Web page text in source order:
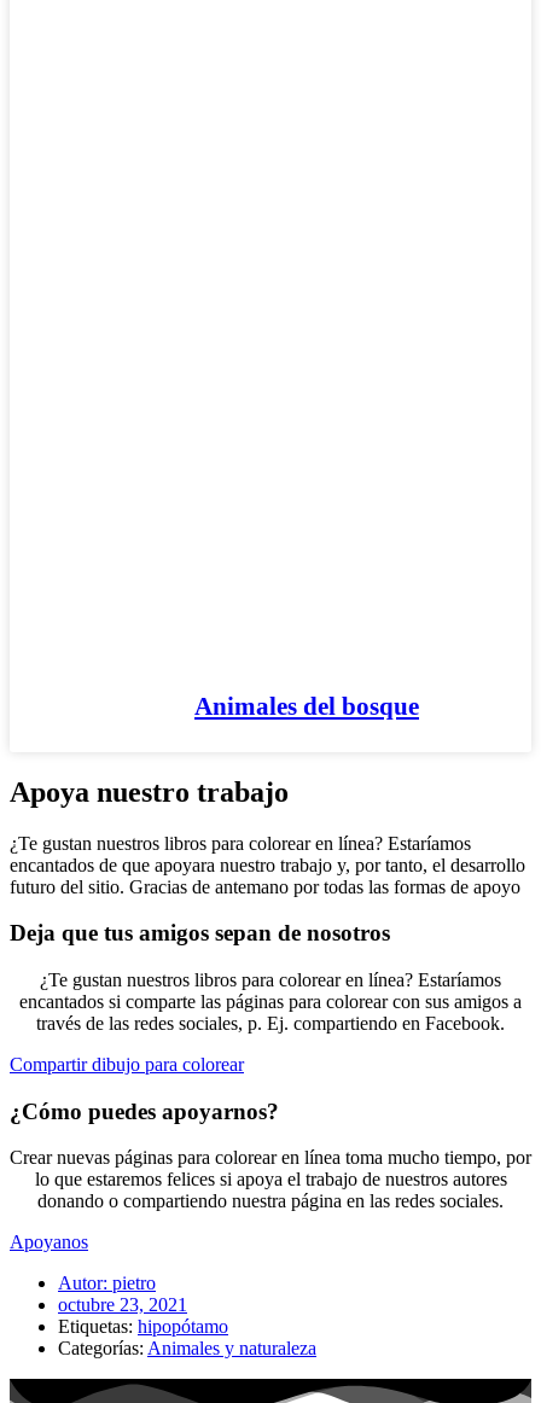
Animales del bosque
Apoya nuestro trabajo
¿Te gustan nuestros libros para colorear en línea? Estaríamos
encantados de que apoyara nuestro trabajo y, por tanto, el desarrollo
futuro del sitio. Gracias de antemano por todas las formas de apoyo
Deja que tus amigos sepan de nosotros
¿Te gustan nuestros libros para colorear en línea? Estaríamos
encantados si comparte las páginas para colorear con sus amigos a
través de las redes sociales, p. Ej. compartiendo en Facebook.
Compartir dibujo para colorear
¿Cómo puedes apoyarnos?
Crear nuevas páginas para colorear en línea toma mucho tiempo, por
lo que estaremos felices si apoya el trabajo de nuestros autores
donando o compartiendo nuestra página en las redes sociales.
Apoyanos
Autor: pietro
octubre 23, 2021
Etiquetas: hipopótamo
Categorías: Animales y naturaleza